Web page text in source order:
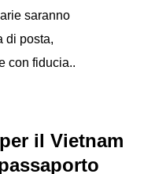
saranno
di posta,
con fiducia..
il Vietnam